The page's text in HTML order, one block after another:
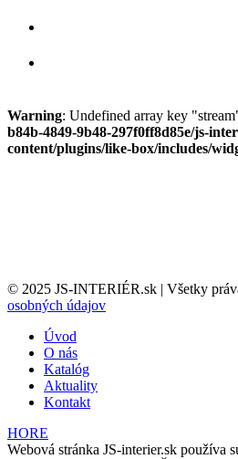
Warning: Undefined array key
b84b-4849-9b48-297f0ff8d85e/js-
content/plugins/like-box/includes/
© 2025 JS-INTERIÉR.sk | Všetky
osobných údajov
Úvod
O nás
Katalóg
Aktuality
Kontakt
HORE
Webová stránka JS-interier.sk používa